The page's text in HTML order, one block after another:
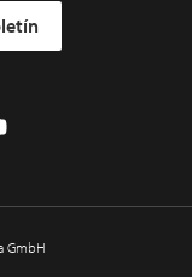
GmbH